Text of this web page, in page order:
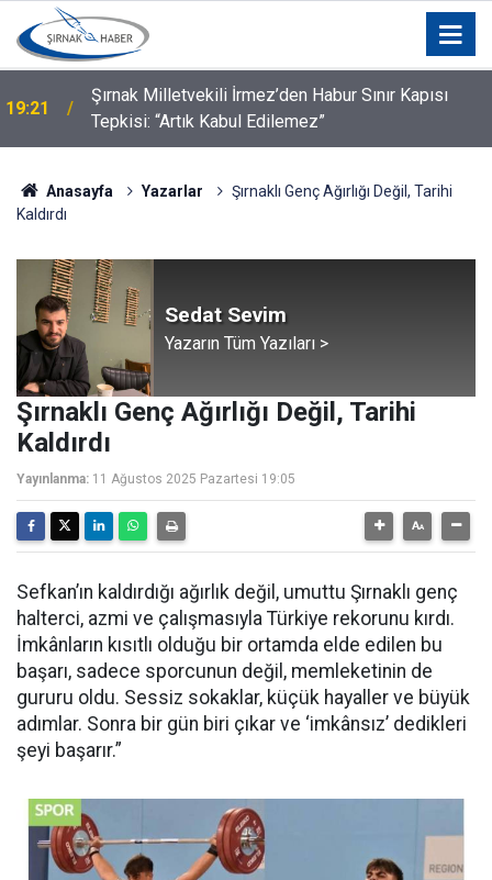
19:21
Şırnak Milletvekili İrmez’den Habur Sınır Kapısı
Tepkisi: “Artık Kabul Edilemez”
Anasayfa Yazarlar
Şırnaklı Genç Ağırlığı Değil, Tarihi
Kaldırdı
Sedat Sevim
Yazarın Tüm Yazıları >
Şırnaklı Genç Ağırlığı Değil, Tarihi
Kaldırdı
Yayınlanma: 11 Ağustos 2025 Pazartesi 19:05
Sefkan’ın kaldırdığı ağırlık değil, umuttu Şırnaklı genç
halterci, azmi ve çalışmasıyla Türkiye rekorunu kırdı.
İmkânların kısıtlı olduğu bir ortamda elde edilen bu
başarı, sadece sporcunun değil, memleketinin de
gururu oldu. Sessiz sokaklar, küçük hayaller ve büyük
adımlar. Sonra bir gün biri çıkar ve ‘imkânsız’ dedikleri
şeyi başarır.”